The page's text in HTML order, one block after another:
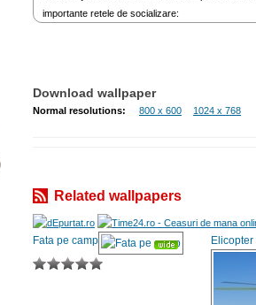
importante retele de socializare:
Download wallpaper
Normal resolutions: 800 x 600 1024 x 768
Related wallpapers
Fata pe camp